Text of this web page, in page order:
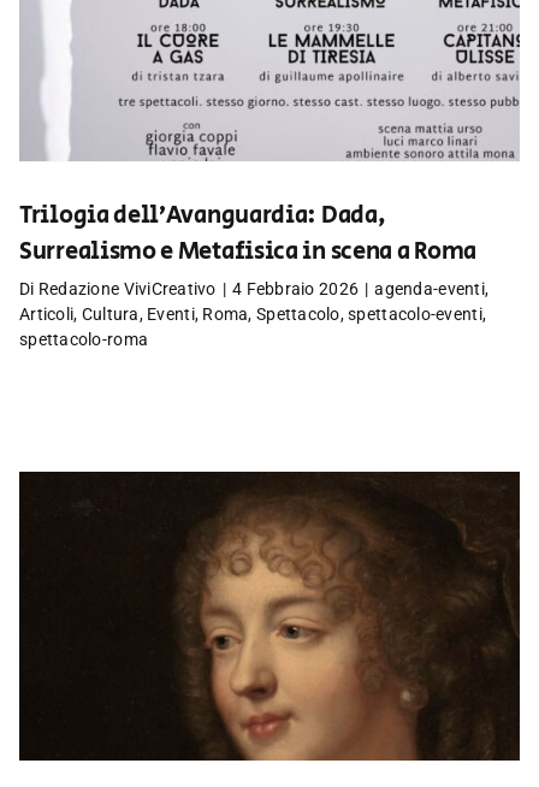
Trilogia dell’Avanguardia: Dada,
Surrealismo e Metafisica in scena a Roma
Di Redazione ViviCreativo | 4 Febbraio 2026 | agenda-eventi,
Articoli, Cultura, Eventi, Roma, Spettacolo,spettacolo-eventi,
spettacolo-roma